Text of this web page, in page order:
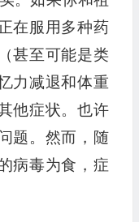
在服用多种药
甚至可能是类
力减退和体重
他症状。也许
题。然而，随
病毒为食，症